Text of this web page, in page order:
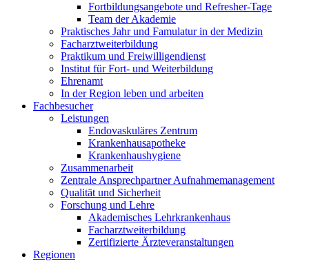
Fortbildungsangebote und Refresher-Tage
Team der Akademie
Praktisches Jahr und Famulatur in der Medizin
Facharztweiterbildung
Praktikum und Freiwilligendienst
Institut für Fort- und Weiterbildung
Ehrenamt
In der Region leben und arbeiten
Fachbesucher
Leistungen
Endovaskuläres Zentrum
Krankenhausapotheke
Krankenhaushygiene
Zusammenarbeit
Zentrale Ansprechpartner Aufnahmemanagement
Qualität und Sicherheit
Forschung und Lehre
Akademisches Lehrkrankenhaus
Facharztweiterbildung
Zertifizierte Ärzteveranstaltungen
Regionen